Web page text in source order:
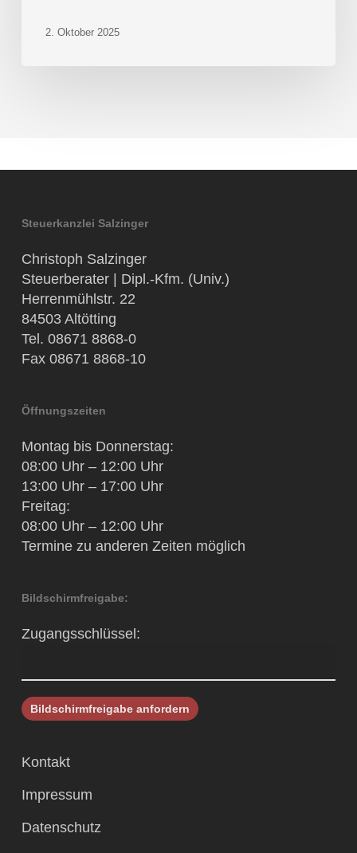
2. Oktober 2025
Steuerkanzlei Salzinger
Christoph Salzinger
Steuerberater | Dipl.-Kfm. (Univ.)
Herrenmühlstr. 22
84503 Altötting
Tel. 08671 8868-0
Fax 08671 8868-10
Öffnungszeiten
Montag bis Donnerstag:
08:00 Uhr – 12:00 Uhr
13:00 Uhr – 17:00 Uhr
Freitag:
08:00 Uhr – 12:00 Uhr
Termine zu anderen Zeiten möglich
Bildschirmfreigabe:
Zugangsschlüssel:
Kontakt
Impressum
Datenschutz